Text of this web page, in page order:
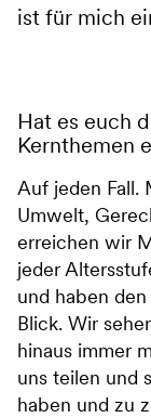
ist für mich
Hat es euch
Kernthemen
Auf jeden Fall.
Umwelt,
erreichen wir
jeder
und haben
Blick. Wir
hinaus immer
uns teilen und
haben und zu